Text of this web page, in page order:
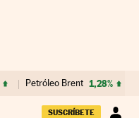
Petróleo Brent 1,28%
SUSCRÍBETE